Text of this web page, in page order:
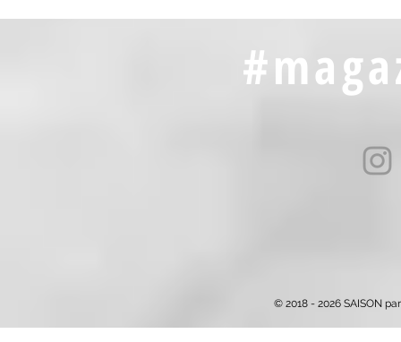
© 2018 - 2026 SAISON